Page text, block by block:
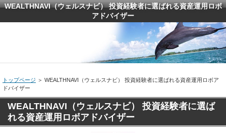
WEALTHNAVI（ウェルスナビ） 投資経験者に選ばれる資産運用ロボ
アドバイザー
トップページ ＞ WEALTHNAVI（ウェルスナビ） 投資経験者に選ばれる資産運用ロボア
ドバイザー
WEALTHNAVI（ウェルスナビ） 投資経験者に選ば
れる資産運用ロボアドバイザー